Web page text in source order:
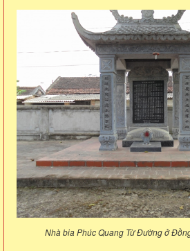
Nhà bia Phúc Quang Từ Đường ở